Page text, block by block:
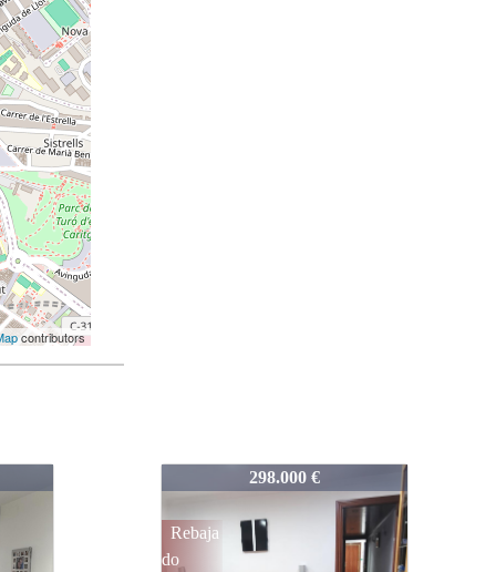
contributors
170.000 €
Vendid
o